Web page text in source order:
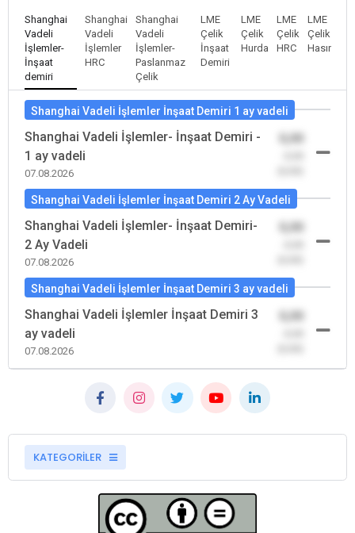
Shanghai
Vadeli
İşlemler-
İnşaat
demiri
Shanghai
Vadeli
İşlemler
HRC
Shanghai
Vadeli
İşlemler-
Paslanmaz
Çelik
LME
Çelik
İnşaat
Demiri
LME
Çelik
Hurda
LME
Çelik
HRC
LME
Çelik
Hasır
Shanghai Vadeli İşlemler İnşaat Demiri 1 ay vadeli
Shanghai Vadeli İşlemler- İnşaat Demiri -
1 ay vadeli
07.08.2026
Shanghai Vadeli İşlemler İnşaat Demiri 2 Ay Vadeli
Shanghai Vadeli İşlemler- İnşaat Demiri-
2 Ay Vadeli
07.08.2026
Shanghai Vadeli İşlemler İnşaat Demiri 3 ay vadeli
Shanghai Vadeli İşlemler İnşaat Demiri 3
ay vadeli
07.08.2026
KATEGORİLER